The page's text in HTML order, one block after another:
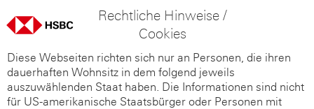
Rechtliche Hinweise /
Cookies
Diese Webseiten richten sich nur an Personen, die ihren
dauerhaften Wohnsitz in dem folgend jeweils
auszuwählenden Staat haben. Die Informationen sind nicht
für US-amerikanische Staatsbürger oder Personen mit